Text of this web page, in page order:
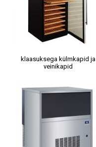
klaasuksega külmkapid ja
veinikapid